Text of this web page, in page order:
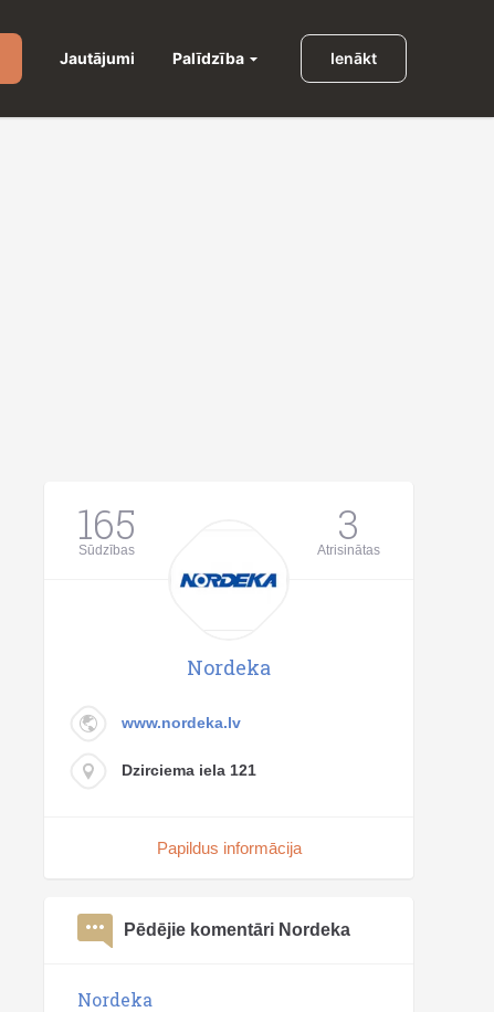
Jautājumi Palīdzība Ienākt
165
Sūdzības 3
Atrisinātas
Nordeka
www.nordeka.lv
Dzirciema iela 121
Papildus informācija
Pēdējie komentāri Nordeka
Nordeka